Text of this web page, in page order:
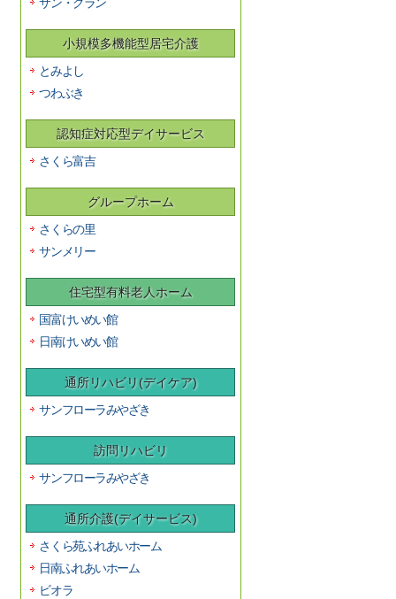
小規模多機能型居宅介護
とみよし
つわぶき
認知症対応型デイサービス
さくら富吉
グループホーム
さくらの里
サンメリー
住宅型有料老人ホーム
国富けいめい館
日南けいめい館
通所リハビリ(デイケア)
サンフローラみやざき
訪問リハビリ
サンフローラみやざき
通所介護(デイサービス)
さくら苑ふれあいホーム
日南ふれあいホーム
ビオラ